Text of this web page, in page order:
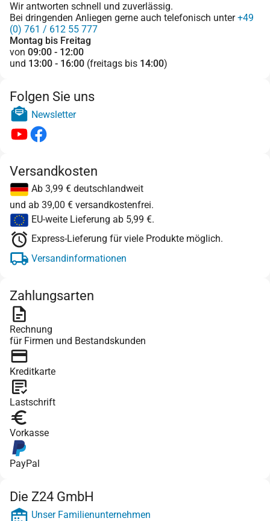
Wir antworten schnell und zuverlässig.
Bei dringenden Anliegen gerne auch telefonisch unter+49
(0) 761 / 612 55 777
Montag bis Freitag
von 09:00 - 12:00
und 13:00 - 16:00 (freitags bis 14:00)
Folgen Sie uns
Newsletter
Versandkosten
Ab 3,99 € deutschlandweit
und ab 39,00 € versandkostenfrei.
EU-weite Lieferung ab 5,99 €.
Express-Lieferung für viele Produkte möglich.
Versandinformationen
Zahlungsarten
Rechnung
für Firmen und Bestandskunden
Kreditkarte
Lastschrift
Vorkasse
PayPal
Die Z24 GmbH
Unser Familienunternehmen